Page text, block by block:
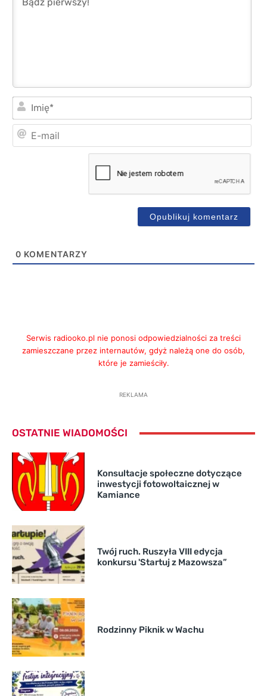
0 KOMENTARZY
Serwis radiooko.pl nie ponosi odpowiedzialności za treści
zamieszczane przez internautów, gdyż należą one do osób,
które je zamieściły.
REKLAMA
OSTATNIE WIADOMOŚCI
Konsultacje społeczne dotyczące
inwestycji fotowoltaicznej w
Kamiance
Twój ruch. Ruszyła VIII edycja
konkursu 'Startuj z Mazowsza”
Rodzinny Piknik w Wachu